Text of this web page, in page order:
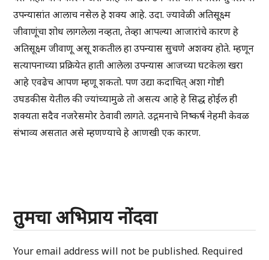
उपन्यासांत आलाच नसेल हे शक्य आहे. उदा. ज्यावेळी अतिसूक्ष्म
जीवाणूंचा शोध लागलेला नव्हता, तेव्हा आपल्या आजारांचे कारण हे
अतिसूक्ष्म जीवाणू असू शकतील हा उपन्यास सुचणे अशक्य होते. म्हणून
सत्यापनाच्या प्रक्रियेत हाती आलेला उपन्यास आजच्या घटकेला खरा
आहे एवढेच आपण म्हणू शकतो. पण उद्या कदाचित् अशा गोष्टी
उघडकीस येतील की ज्यांच्यामुळे तो असत्य आहे हे सिद्ध होईल ही
शक्यता सदैव नजरेसमोर ठेवावी लागते. उद्गमनाचे निष्कर्ष नेहमी केवळ
संभाव्य असतात असे म्हणण्याचे हे आणखी एक कारण.
तुमचा अभिप्राय नोंदवा
Your email address will not be published. Required